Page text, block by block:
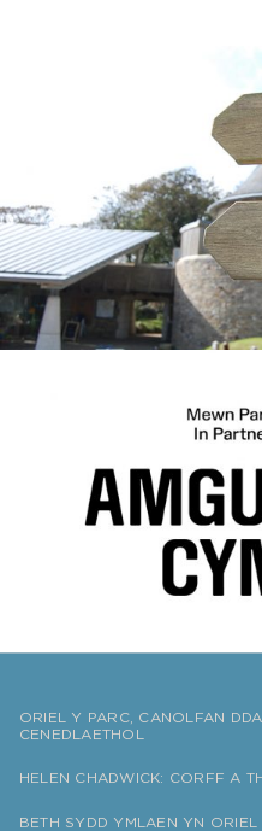
ORIEL Y PARC, CANOLFAN
CENEDLAETHOL
HELEN CHADWICK: CORFF A
BETH SYDD YMLAEN YN ORIEL